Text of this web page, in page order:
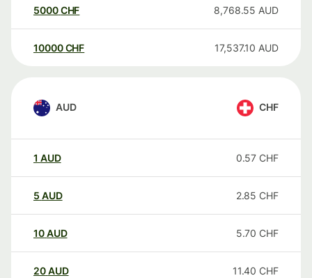
5000CHF 8,768.55 AUD
10000 CHF 17,537.10 AUD
AUD CHF
1 AUD 0.57 CHF
5 AUD 2.85 CHF
10AUD 5.70 CHF
20AUD 11.40 CHF